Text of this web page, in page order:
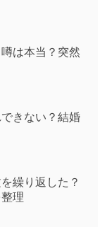
は本当？突然
きない？結婚
繰り返した？
理